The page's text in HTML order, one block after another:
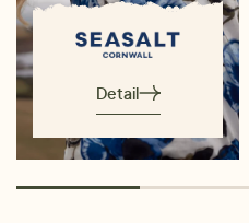
Detail